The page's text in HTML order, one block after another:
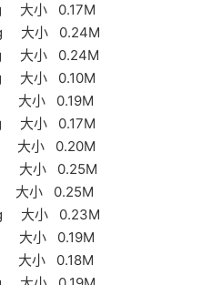
大小 0.17M
大小 0.24M
大小 0.24M
大小 0.10M
大小 0.19M
大小 0.17M
大小 0.20M
大小 0.25M
大小 0.25M
大小 0.23M
大小 0.19M
大小 0.18M